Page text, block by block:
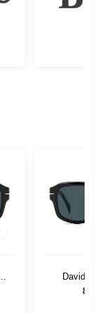
David
807KU